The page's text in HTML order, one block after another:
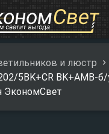
и люстр
5BK+CR BK+AMB-
ЭкономСвет